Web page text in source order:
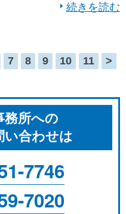
続きを読む
7 8 9 10 11
>
務所への
い合わせは
7746
7020